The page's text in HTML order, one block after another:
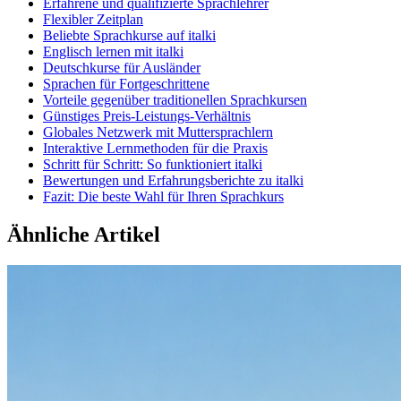
Erfahrene und qualifizierte Sprachlehrer
Flexibler Zeitplan
Beliebte Sprachkurse auf italki
Englisch lernen mit italki
Deutschkurse für Ausländer
Sprachen für Fortgeschrittene
Vorteile gegenüber traditionellen Sprachkursen
Günstiges Preis-Leistungs-Verhältnis
Globales Netzwerk mit Muttersprachlern
Interaktive Lernmethoden für die Praxis
Schritt für Schritt: So funktioniert italki
Bewertungen und Erfahrungsberichte zu italki
Fazit: Die beste Wahl für Ihren Sprachkurs
Ähnliche Artikel